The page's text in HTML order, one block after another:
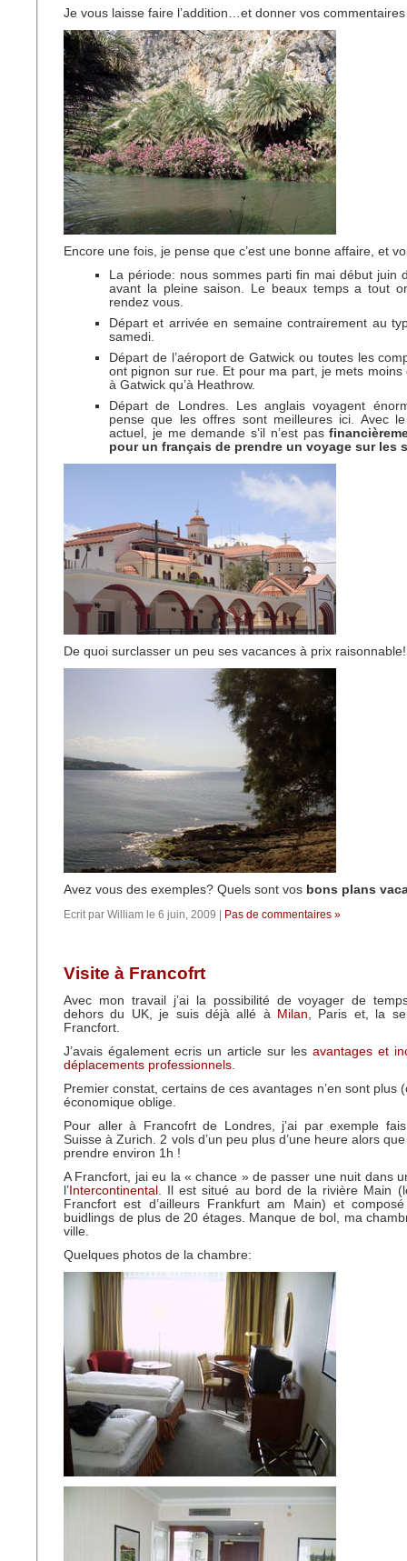
Je vous laisse faire l’addition…et donner vos
Encore une fois, je pense que c’est une bonne affaire, et
La période: nous sommes parti fin mai début juin
avant la pleine saison. Le beaux temps a tout
rendez vous.
Départ et arrivée en semaine contrairement au
samedi.
Départ de l’aéroport de Gatwick ou toutes les
ont pignon sur rue. Et pour ma part, je mets moins
à Gatwick qu’à Heathrow.
Départ de Londres. Les anglais voyagent
pense que les offres sont meilleures ici. Avec
actuel, je me demande s’il n’est pas
pour un français de prendre un voyage sur les
De quoi surclasser un peu ses vacances à prix raisonnable!
Avez vous des exemples? Quels sont vos bons plans
Ecrit par William le 6 juin, 2009 | Pas de commentaires »
Visite à Francofrt
Avec mon travail j’ai la possibilité de voyager de
dehors du UK, je suis déjà allé à Milan, Paris et, la
Francfort.
J’avais également ecris un article sur les avantages et
déplacements professionnels.
Premier constat, certains de ces avantages n’en sont plus
économique oblige.
Pour aller à Francofrt de Londres, j’ai par exemple
Suisse à Zurich. 2 vols d’un peu plus d’une heure alors
prendre environ 1h !
A Francfort, jai eu la « chance » de passer une nuit dans
l’ Intercontinental . Il est situé au bord de la rivière Main
Francfort est d’ailleurs Frankfurt am Main) et
buidlings de plus de 20 étages. Manque de bol, ma
ville.
Quelques photos de la chambre: